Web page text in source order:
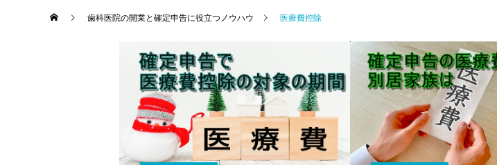
歯科医院の開業と確定申告に役立つノウハウ 医療費控除